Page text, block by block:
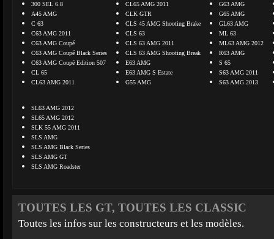
300 SEL 6.8
A45 AMG
C 63
C63 AMG 2011
C63 AMG Coupé
C63 AMG Coupé Black Series
C63 AMG Coupé Edition 507
CL 65
CL63 AMG 2011
CL65 AMG 2011
CLK GTR
CLS 45 AMG Shooting Brake
CLS 63
CLS 63 AMG 2011
CLS 63 AMG Shooting Break
E63 AMG
E63 AMG S Estate
G55 AMG
G63 AMG
G65 AMG
GL63 AMG
ML 63
ML63 AMG 2012
R63 AMG
S 65
S63 AMG 2011
S63 AMG 2013
SL63 AMG 2012
SL65 AMG 2012
SLK 55 AMG 2011
SLS AMG
SLS AMG Black Series
SLS AMG GT
SLS AMG Roadster
TOUTES LES GT, TOUTES LES CLASSIC
Toutes les infos sur les constructeurs et les modèles.